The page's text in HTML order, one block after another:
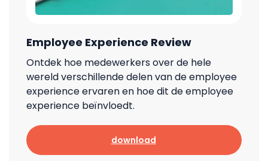
Employee Experience Review
Ontdek hoe medewerkers over de hele
wereld verschillende delen van de employee
experience ervaren en hoe dit de employee
experience beïnvloedt.
download